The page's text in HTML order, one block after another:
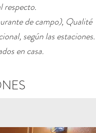
respecto.
de campo), Qualité
según las estaciones.
en casa.